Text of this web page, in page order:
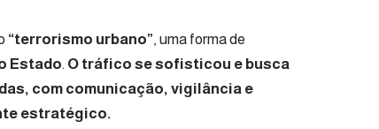
“terrorismo urbano”, uma forma de
Estado. O tráfico se sofisticou e busca
com comunicação, vigilância e
estratégico.